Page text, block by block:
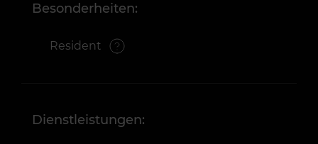
Besonderheiten:
Resident
Dienstleistungen: